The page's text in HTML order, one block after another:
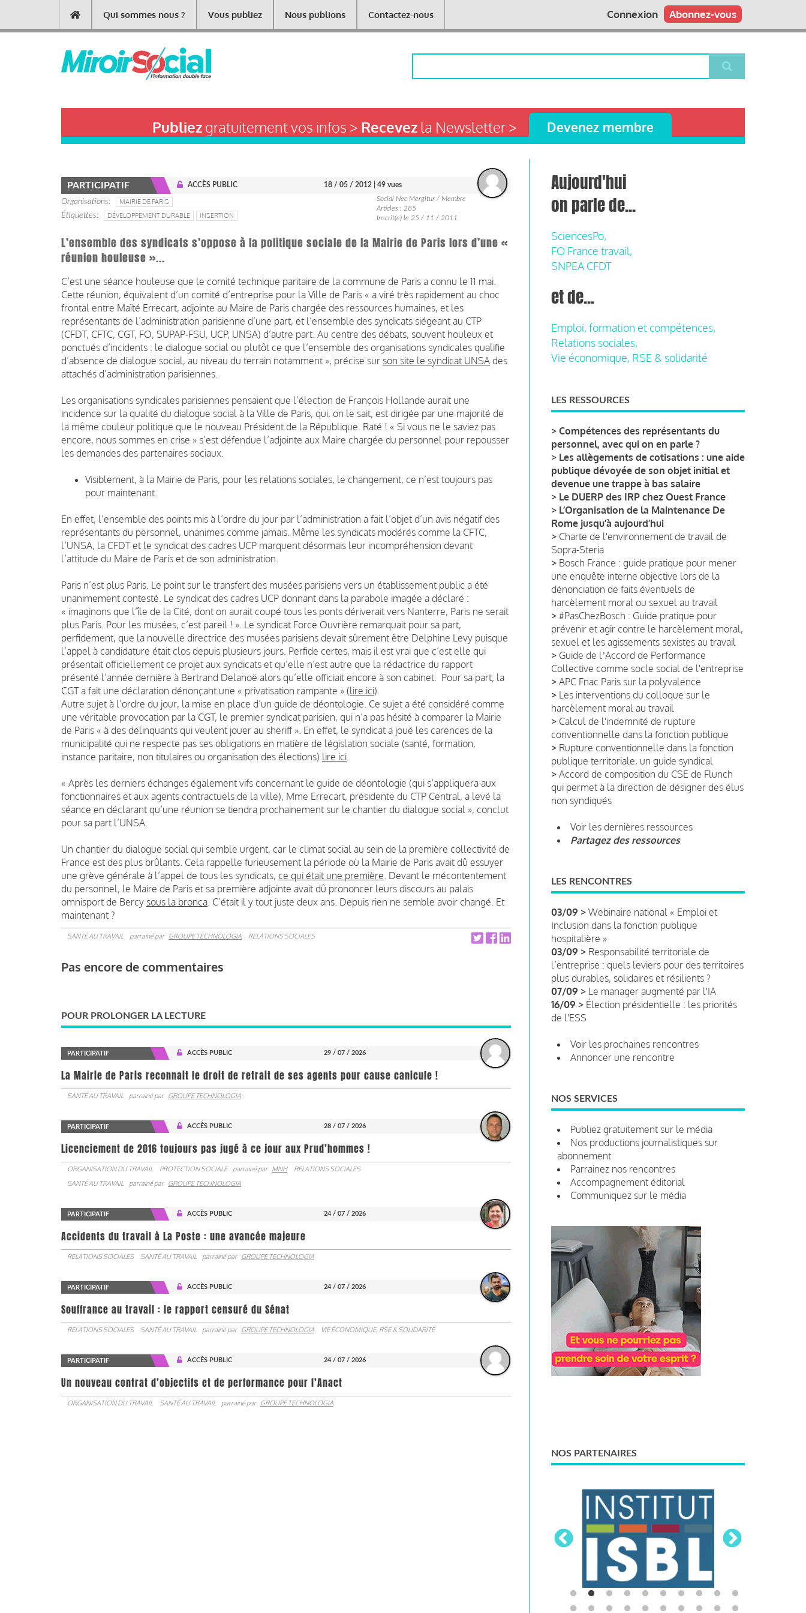
contenu
Main
navigation
Qui sommes nous ? Vous publiez Nous publions Contactez-nous Abonnez-vous
Connexion
Publiezgratuitement vos infos > Recevezla Newsletter > Devenez membre
PARTICIPATIF ACCÈS PUBLIC 18 / 05 / 2012 | 49 vues
Organisations
MAIRIE DE PARIS
Étiquettes
DÉVELOPPEMENT DURABLE INSERTION
Social Nec Mergitur / Membre
Articles : 285
Inscrit(e) le 25 / 11 / 2011
L’ensemble des syndicats s’oppose à la politique sociale de la Mairie de Paris lors d’une «
réunion houleuse »...
C’est une séance houleuse que le comité technique paritaire de la commune de Paris a connu le 11 mai.
Cette réunion, équivalent d’un comité d’entreprise pour la Ville de Paris « a viré très rapidement au choc
frontal entre Maïté Errecart, adjointe au Maire de Paris chargée des ressources humaines, et les
représentants de l’administration parisienne d’une part, et l’ensemble des syndicats siégeant au CTP
(CFDT, CFTC, CGT, FO, SUPAP-FSU, UCP, UNSA) d’autre part. Au centre des débats, souvent houleux et
ponctués d’incidents : le dialogue social ou plutôt ce que l’ensemble des organisations syndicales qualifie
d’absence de dialogue social, au niveau du terrain notamment », précise sur son site le syndicat UNSA des
attachés d’administration parisiennes.
Les organisations syndicales parisiennes pensaient que l’élection de François Hollande aurait une
incidence sur la qualité du dialogue social à la Ville de Paris, qui, on le sait, est dirigée par une majorité de
la même couleur politique que le nouveau Président de la République. Raté ! « Si vous ne le saviez pas
encore, nous sommes en crise » s’est défendue l’adjointe aux Maire chargée du personnel pour repousser
les demandes des partenaires sociaux.
Visiblement, à la Mairie de Paris, pour les relations sociales, le changement, ce n’est toujours pas
pour maintenant.
En effet, l’ensemble des points mis à l’ordre du jour par l’administration a fait l’objet d’un avis négatif des
représentants du personnel, unanimes comme jamais. Même les syndicats modérés comme la CFTC,
l’UNSA, la CFDT et le syndicat des cadres UCP marquent désormais leur incompréhension devant
l’attitude du Maire de Paris et de son administration.
Paris n’est plus Paris. Le point sur le transfert des musées parisiens vers un établissement public a été
unanimement contesté. Le syndicat des cadres UCP donnant dans la parabole imagée a déclaré :
« imaginons que l’île de la Cité, dont on aurait coupé tous les ponts dériverait vers Nanterre, Paris ne serait
plus Paris. Pour les musées, c’est pareil ! ». Le syndicat Force Ouvrière remarquait pour sa part,
perfidement, que la nouvelle directrice des musées parisiens devait sûrement être Delphine Levy puisque
l’appel à candidature était clos depuis plusieurs jours. Perfide certes, mais il est vrai que c’est elle qui
présentait officiellement ce projet aux syndicats et qu’elle n’est autre que la rédactrice du rapport
présenté l’année dernière à Bertrand Delanoë alors qu’elle officiait encore à son cabinet. Pour sa part, la
CGT a fait une déclaration dénonçant une « privatisation rampante » (lire ici).
Autre sujet à l’ordre du jour, la mise en place d’un guide de déontologie. Ce sujet a été considéré comme
une véritable provocation par la CGT, le premier syndicat parisien, qui n’a pas hésité à comparer la Mairie
de Paris « à des délinquants qui veulent jouer au sheriff ». En effet, le syndicat a joué les carences de la
municipalité qui ne respecte pas ses obligations en matière de législation sociale (santé, formation,
instance paritaire, non titulaires ou organisation des élections) lire ici
« Après les derniers échanges également vifs concernant le guide de déontologie (qui s’appliquera aux
fonctionnaires et aux agents contractuels de la ville), Mme Errecart, présidente du CTP Central, a levé la
séance en déclarant qu’une réunion se tiendra prochainement sur le chantier du dialogue social », conclut
pour sa part l’UNSA.
Un chantier du dialogue social qui semble urgent, car le climat social au sein de la première collectivité de
France est des plus brûlants. Cela rappelle furieusement la période où la Mairie de Paris avait dû essuyer
une grève générale à l’appel de tous les syndicats, ce qui était une première . Devant le mécontentement
du personnel, le Maire de Paris et sa première adjointe avait dû prononcer leurs discours au palais
omnisport de Bercy sous la bronca . C’était il y tout juste deux ans. Depuis rien ne semble avoir changé. Et
maintenant ?
SANTÉ AU TRAVAIL parrainé par GROUPE TECHNOLOGIA RELATIONS SOCIALES
Pas encore de commentaires
POUR PROLONGER LA LECTURE
PARTICIPATIF ACCÈS PUBLIC 29 / 07 / 2026
La Mairie de Paris reconnait le droit de retrait de ses agents pour cause canicule !
SANTÉ AU TRAVAIL parrainé par GROUPE TECHNOLOGIA
PARTICIPATIF ACCÈS PUBLIC 28 / 07 / 2026
Licenciement de 2016 toujours pas jugé à ce jour aux Prud’hommes !
ORGANISATION DU TRAVAIL PROTECTION SOCIALE parrainé par MNH
RELATIONS SOCIALES
SANTÉ AU TRAVAIL
parrainé par GROUPE TECHNOLOGIA
PARTICIPATIF ACCÈS PUBLIC 24 / 07 / 2026
Accidents du travail à La Poste : une avancée majeure
RELATIONS SOCIALES SANTÉ AU TRAVAIL parrainé par GROUPE TECHNOLOGIA
PARTICIPATIF ACCÈS PUBLIC 24 / 07 / 2026
Souffrance au travail : le rapport censuré du Sénat
RELATIONS SOCIALES SANTÉ AU TRAVAIL parrainé par GROUPE TECHNOLOGIA VIE ÉCONOMIQUE, RSE & SOLIDARITÉ
PARTICIPATIF ACCÈS PUBLIC 24 / 07 / 2026
Un nouveau contrat d’objectifs et de performance pour l’Anact
ORGANISATION DU TRAVAIL SANTÉ AU TRAVAIL parrainé par GROUPE TECHNOLOGIA
Aujourd'hui
on parle de...
SciencesPo,
FO France travail,
SNPEA CFDT
et de...
Emploi, formation et compétences,
Relations sociales,
Vie économique, RSE & solidarité
LES RESSOURCES
> Compétences des représentants du
personnel, avec qui on en parle ?
> Les allègements de cotisations : une aide
publique dévoyée de son objet initial et
devenue une trappe à bas salaire
> Le DUERP des IRP chez Ouest France
> L’Organisation de la Maintenance De
Rome jusqu’à aujourd’hui
> Charte de l'environnement de travail de
Sopra-Steria
> Bosch France : guide pratique pour mener
une enquête interne objective lors de la
dénonciation de faits éventuels de
harcèlement moral ou sexuel au travail
> #PasChezBosch : Guide pratique pour
prévenir et agir contre le harcèlement moral,
sexuel et les agissements sexistes au travail
> Guide de lʼAccord de Performance
Collective comme socle social de l'entreprise
> APC Fnac Paris sur la polyvalence
> Les interventions du colloque sur le
harcèlement moral au travail
> Calcul de l'indemnité de rupture
conventionnelle dans la fonction publique
> Rupture conventionnelle dans la fonction
publique territoriale, un guide syndical
> Accord de composition du CSE de Flunch
qui permet à la direction de désigner des élus
non syndiqués
Voir les dernières ressources
Partagez des ressources
LES RENCONTRES
03/09 > Webinaire national « Emploi et
Inclusion dans la fonction publique
hospitalière »
03/09 > Responsabilité territoriale de
l’entreprise : quels leviers pour des territoires
plus durables, solidaires et résilients ?
07/09 > Le manager augmenté par l'IA
16/09 > Élection présidentielle : les priorités
de l'ESS
Voir les prochaines rencontres
Annoncer une rencontre
NOS SERVICES
Publiez gratuitement sur le média
Nos productions journalistiques sur
abonnement
Parrainez nos rencontres
Accompagnement éditorial
Communiquez sur le média
NOS PARTENAIRES